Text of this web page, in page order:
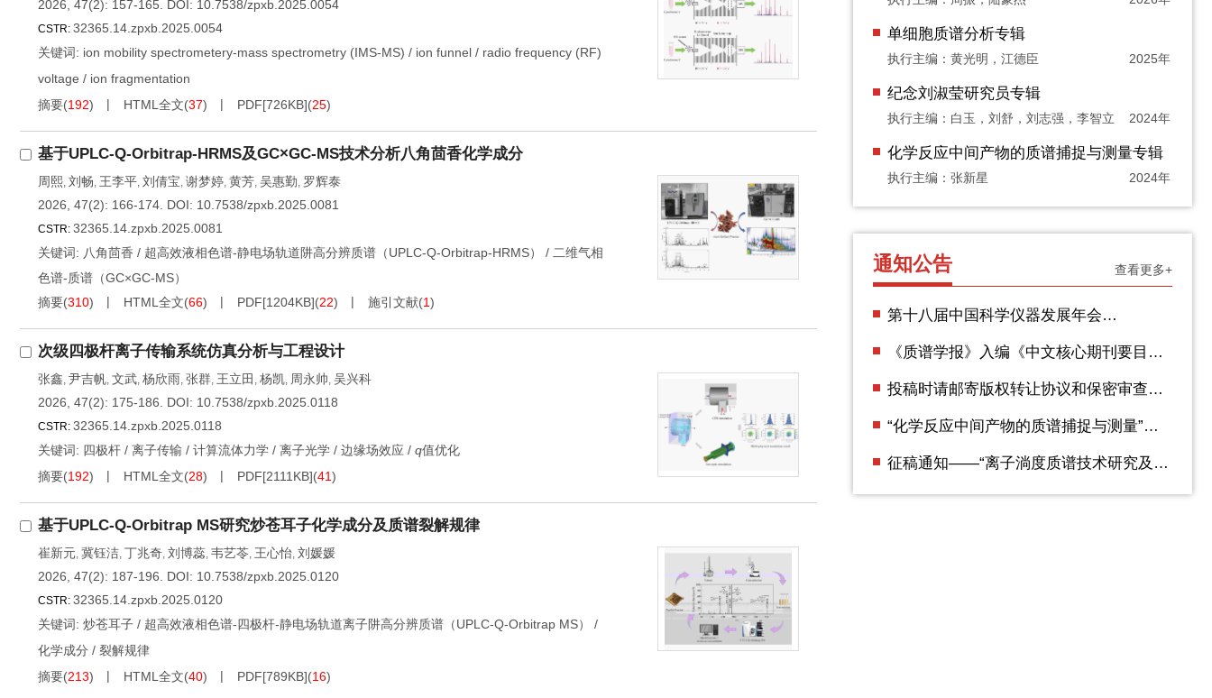
2026, 47(2): 157-165.
DOI: 10.7538/zpxb.2025.0054
CSTR: 32365.14.zpxb.2025.0054
关键词: ion mobility spectrometery-mass spectrometry (IMS-MS) / ion funnel / radio frequency (RF)
voltage / ion fragmentation
摘要(192) HTML全文(37) PDF[726KB](25)
基于UPLC-Q-Orbitrap-HRMS及GC×GC-MS技术分析八角茴香化学成分
周熙, 刘畅, 王李平, 刘倩宝, 谢梦婷, 黄芳, 吴惠勤, 罗辉泰
2026, 47(2): 166-174. DOI: 10.7538/zpxb.2025.0081
CSTR: 32365.14.zpxb.2025.0081
关键词: 八角茴香 / 超高效液相色谱-静电场轨道阱高分辨质谱（UPLC-Q-Orbitrap-HRMS） / 二维气相
色谱-质谱（GC×GC-MS）
摘要(310) HTML全文(66) PDF[1204KB](22) 施引文献(1)
次级四极杆离子传输系统仿真分析与工程设计
张鑫, 尹吉帆, 文武, 杨欣雨, 张群, 王立田 , 杨凯, 周永帅, 吴兴科
2026, 47(2): 175-186.
DOI: 10.7538/zpxb.2025.0118
CSTR: 32365.14.zpxb.2025.0118
关键词: 四极杆 / 离子传输 / 计算流体力学 / 离子光学 / 边缘场效应 / q值优化
摘要(192) HTML全文(28) PDF[2111KB](41)
基于UPLC-Q-Orbitrap MS研究炒苍耳子化学成分及质谱裂解规律
崔新元, 冀钰洁, 丁兆奇, 刘博蕊, 韦艺苓, 王心怡, 刘媛媛
2026, 47(2): 187-196.
DOI: 10.7538/zpxb.2025.0120
CSTR: 32365.14.zpxb.2025.0120
关键词: 炒苍耳子 / 超高效液相色谱-四极杆-静电场轨道离子阱高分辨质谱（UPLC-Q-Orbitrap MS）
/
化学成分 / 裂解规律
摘要(213) HTML全文(40) PDF[789KB](16)
单细胞质谱分析专辑
执行主编：黄光明，江德臣 2025年
纪念刘淑莹研究员专辑
执行主编：白玉，刘舒，刘志强，李智立 2024年
化学反应中间产物的质谱捕捉与测量专辑
执行主编：张新星 2024年
通知公告 查看更多+
第十八届中国科学仪器发展年会
《质谱学报》入编《中文核心期刊要目总
投稿时请邮寄版权转让协议和保密审查证
“化学反应中间产物的质谱捕捉与测量”专
征稿通知——“离子淌度质谱技术研究及应